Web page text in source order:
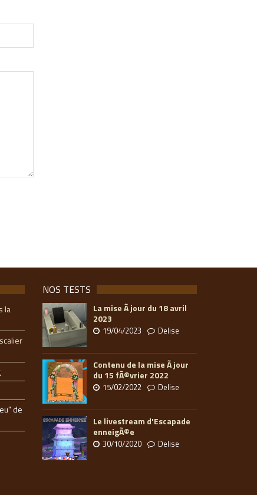
la
de
NOS TESTS
La mise Ã jour du 18 avril
2023
19/04/2023 Delise
Contenu de la mise Ã jour
du 15 fÃ©vrier 2022
15/02/2022 Delise
Le livestream d'Escapade
enneigÃ©e
30/10/2020 Delise